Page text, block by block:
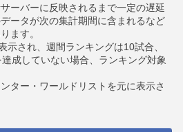
ーバーに反映されるまで一定の遅延
ータが次の集計期間に含まれるなど
ます。
され、週間ランキングは10試合、
成していない場合、ランキング対象
ター・ワールドリストを元に表示さ